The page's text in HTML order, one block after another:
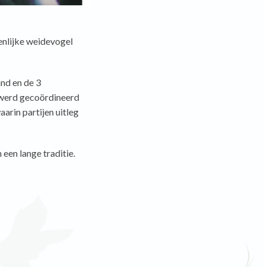
weidevogel
en de 3
gecoördineerd
partijen uitleg
een lange traditie.